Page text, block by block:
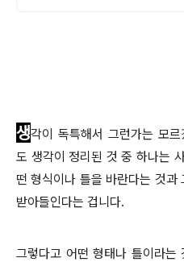
생각이 독특해서 그런가는 모
도 생각이 정리된 것 중 하나는
떤 형식이나 틀을 바란다는 것과
받아들인다는 겁니다.
그렇다고 어떤 형태나 틀이라는